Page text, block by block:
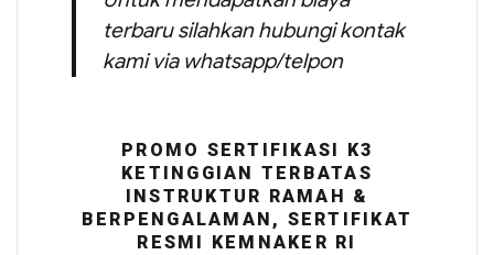
terbaru silahkan hubungi kontak
kami via whatsapp/telpon
PROMO SERTIFIKASI K3
KETINGGIAN TERBATAS
INSTRUKTUR RAMAH &
BERPENGALAMAN, SERTIFIKAT
RESMI KEMNAKER RI